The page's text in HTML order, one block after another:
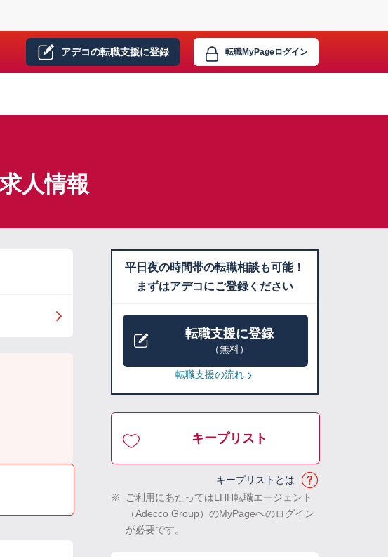
アデコの転職支援に登録 転職MyPageログイン
人情報
平日夜の時間帯の転職相談も可能！
まずはアデコにご登録ください
転職支援に登録
（無料）
転職支援の流れ
キープリスト
キープリストとは
※
ご利用にあたってはLHH転職エージェント
（Adecco Group）のMyPageへのログイン
が必要です。